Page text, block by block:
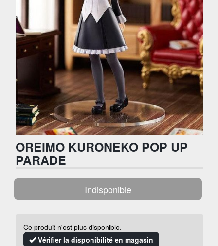
OREIMO KURONEKO POP UP
PARADE
Indisponible
Ce produit n'est plus disponible.
Vérifier la disponibilité en magasin